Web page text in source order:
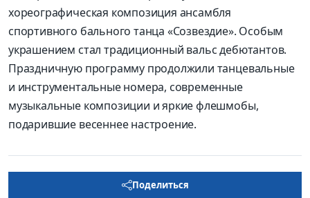
хореографическая композиция ансамбля
спортивного бального танца «Созвездие». Особым
украшением стал традиционный вальс дебютантов.
Праздничную программу продолжили танцевальные
и инструментальные номера, современные
музыкальные композиции и яркие флешмобы,
подарившие весеннее настроение.
Поделиться